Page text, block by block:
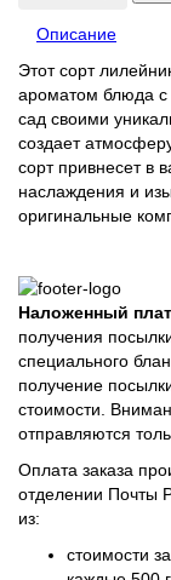
Описание
Этот сорт
ароматом блюда с
сад своими
создает
сорт привнесет в
наслаждения и
оригинальные
Наложенный
получения
специального
получение
стоимости.
отправляются
Оплата заказа
отделении Почты
из:
стоимости